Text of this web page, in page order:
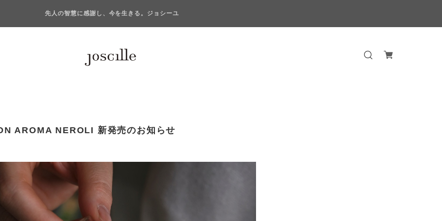
先人の智慧に感謝し、今を生きる。ジョシーユ
AROMA NEROLI 新発売のお知らせ